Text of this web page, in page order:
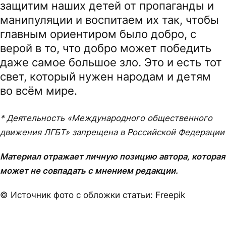
защитим наших детей от пропаганды и
манипуляции и воспитаем их так, чтобы
главным ориентиром было добро, с
верой в то, что добро может победить
даже самое большое зло. Это и есть тот
свет, который нужен народам и детям
во всём мире.
* Деятельность «Международного общественного
движения ЛГБТ» запрещена в Российской Федерации
Материал отражает личную позицию автора, которая
может не совпадать с мнением редакции.
© Источник фото с обложки статьи: Freepik